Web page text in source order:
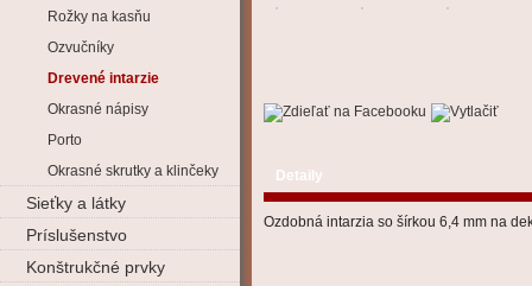
Rožky na kasňu
Ozvučníky
Drevené intarzie
Okrasné nápisy
Porto
Okrasné skrutky a klinčeky
Sieťky a látky
Príslušenstvo
Konštrukčné prvky
Detaily
Ozdobná intarzia so šírkou 6,4 mm na